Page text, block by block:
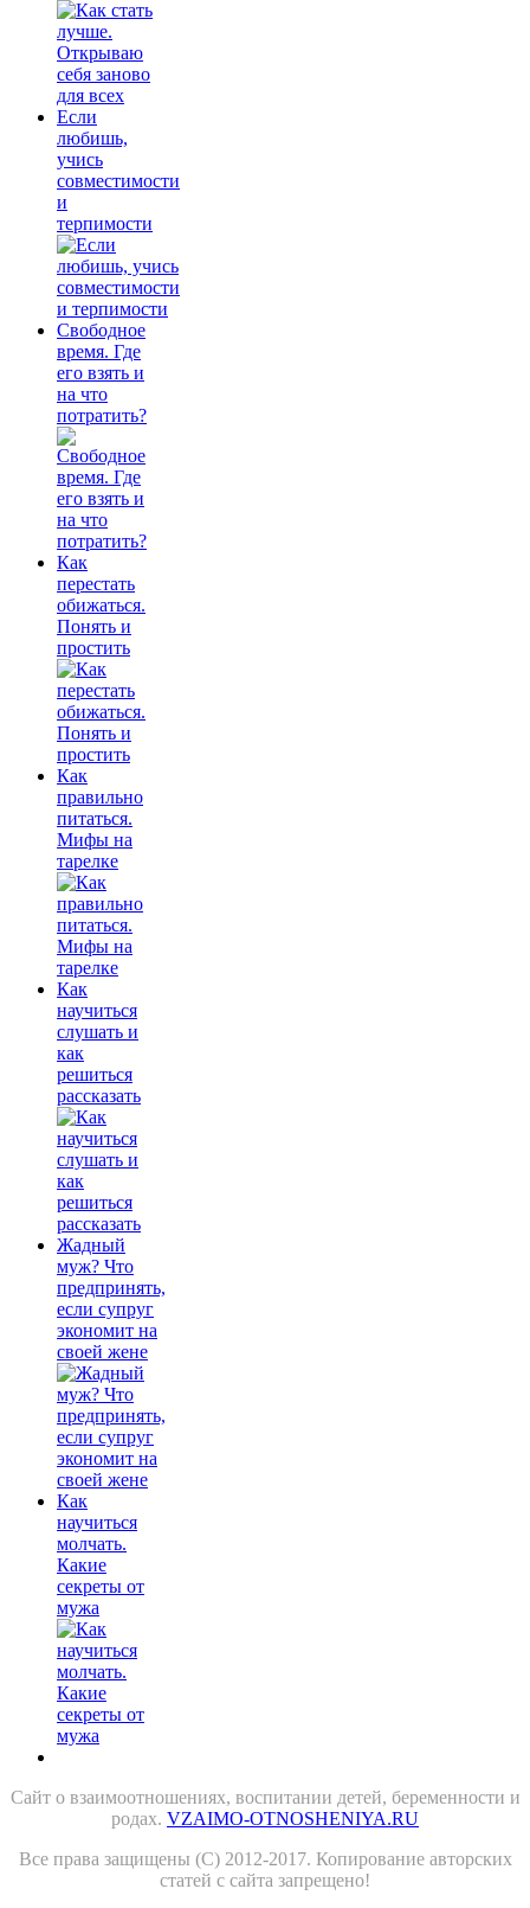
Если
любишь,
учись
совместимости
и
терпимости
Свободное
время. Где
его взять и
на что
потратить?
Как
перестать
обижаться.
Понять и
простить
Как
правильно
питаться.
Мифы на
тарелке
Как
научиться
слушать и
как
решиться
рассказать
Жадный
муж? Что
предпринять,
если супруг
экономит на
своей жене
Как
научиться
молчать.
Какие
секреты от
мужа
Сайт о взаимоотношениях, воспитании детей, беременности и
родах. VZAIMO-OTNOSHENIYA.RU
Все права защищены (С) 2012-2017. Копирование авторских
статей с сайта запрещено!